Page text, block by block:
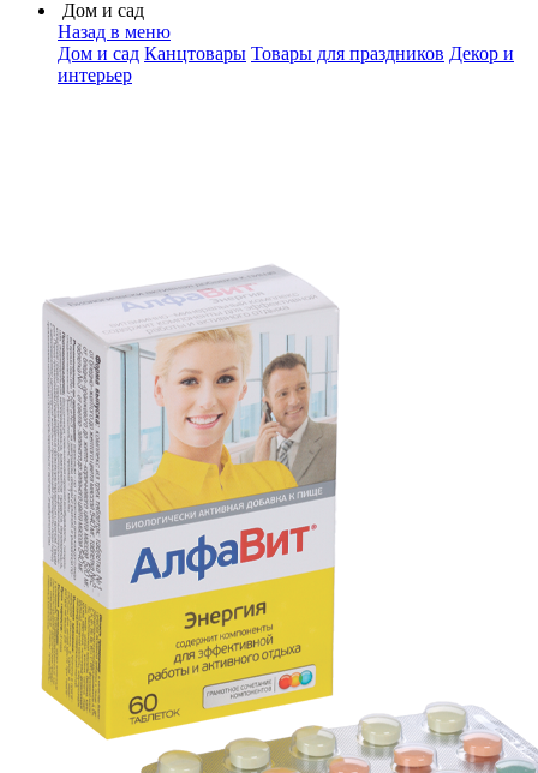
Дом и сад
Назад в меню
Дом и сад Канцтовары Товары для праздников Декор и
интерьер